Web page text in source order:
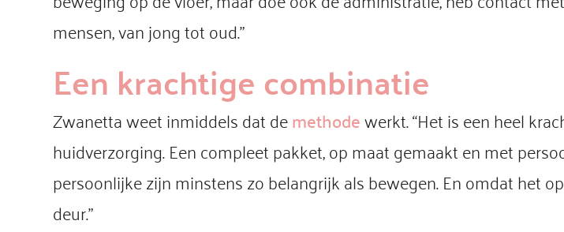
mensen, van jong tot oud.”
Een krachtige combinatie
Zwanetta weet inmiddels dat demethodewerkt. “Het is een heel
huidverzorging. Een compleet pakket, op maat gemaakt en met
persoonlijke zijn minstens zo belangrijk als bewegen. En omdat het
deur.”